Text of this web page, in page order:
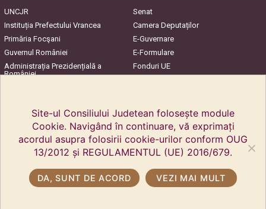
UNCJR
Senat
Instituția Prefectului Vrancea
Camera Deputaților
Primăria Focşani
E-Guvernare
Guvernul României
E-Formulare
Administrația Prezidențială a
României
Fonduri UE
Site-ul Consiliului Judetean folosește module
Cookie. Navigând în continuare, vă exprimați
acordul asupra folosirii cookie-urilor conform OUG
13/2012 și REGULAMENTUL (UE) 2016/679.
DA, SUNT DE ACORD VEZI MAI MULT